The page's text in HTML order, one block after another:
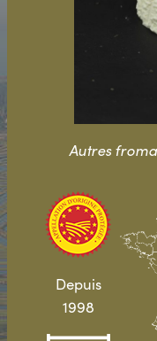
Autres
Depuis
1998